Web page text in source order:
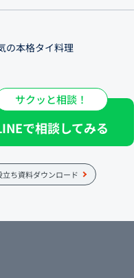
の本格タイ料理
腕をふるい、本場の味をお届
、ランチライムのバイキン
のオリジナル「濃厚マンゴ
の昼のみもOK！
サクッと相談！
で相談してみる
立ち資料ダウンロード